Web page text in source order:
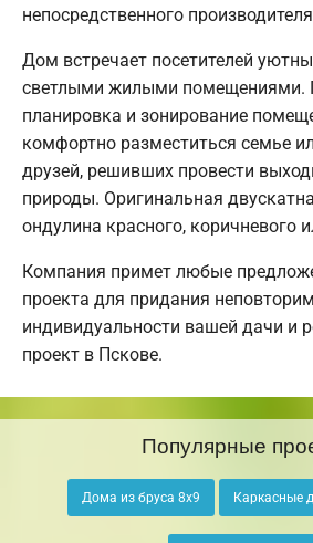
непосредственного
Дом встречает посетителей
светлыми жилыми помещениями.
планировка и зонирование
комфортно разместиться семье
друзей, решивших провести
природы. Оригинальная
ондулина красного, коричневого
Компания примет любые
проекта для придания
индивидуальности вашей дачи и
проект в Пскове.
Популярные
Дома из бруса 8х9 Каркасные